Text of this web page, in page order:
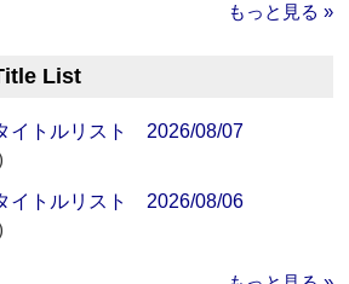
もっと見る »
List
イトルリスト 2026/08/07
イトルリスト 2026/08/06